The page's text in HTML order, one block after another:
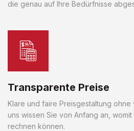
die genau auf Ihre Bedürfnisse
Transparente Preise
Klare und faire Preisgestaltung ohne
uns wissen Sie von Anfang an,
rechnen können.